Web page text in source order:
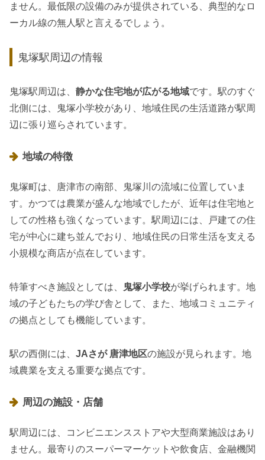
ません。最低限の設備のみが提供されている、典型的なロ
ーカル線の無人駅と言えるでしょう。
鬼塚駅周辺の情報
鬼塚駅周辺は、 静かな住宅地が広がる地域です。駅のすぐ
北側には、鬼塚小学校があり、地域住民の生活道路が駅周
辺に張り巡らされています。
地域の特徴
鬼塚町は、唐津市の南部、鬼塚川の流域に位置していま
す。かつては農業が盛んな地域でしたが、近年は住宅地と
しての性格も強くなっています。駅周辺には、戸建ての住
宅が中心に建ち並んでおり、地域住民の日常生活を支える
小規模な商店が点在しています。
特筆すべき施設としては、 鬼塚小学校が挙げられます。地
域の子どもたちの学び舎として、また、地域コミュニティ
の拠点としても機能しています。
駅の西側には、 JAさが 唐津地区の施設が見られます。地
域農業を支える重要な拠点です。
周辺の施設・店舗
駅周辺には、コンビニエンスストアや大型商業施設はあり
ません。最寄りのスーパーマーケットや飲食店、金融機関